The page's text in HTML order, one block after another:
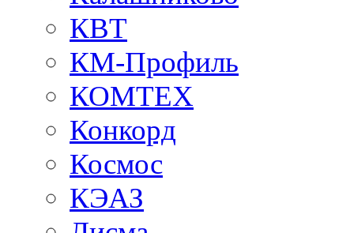
КВТ
КМ-Профиль
КОМТЕХ
Конкорд
Космос
КЭАЗ